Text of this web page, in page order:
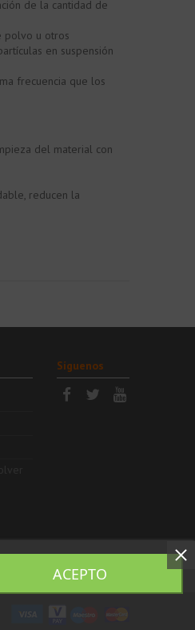
de la cantidad de
polvo u otros
en suspensión
frecuencia que los
del material con
reducen la
ACEPTO
Síguenos